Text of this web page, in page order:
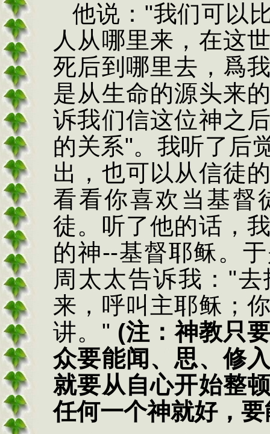
他说： "我们可以
人从哪里来，在这
死后到哪里去，爲
是从生命的源头来
诉我们信这位神之
的关系"。我听了后
出，也可以从信徒
看看你喜欢当基督
徒。听了他的话，
的神--基督耶稣。
周太太告诉我： "去
来，呼叫主耶稣；
讲。 " (注：神教只
众要能闻、思、修
就要从自心开始整
任何一个神就好，